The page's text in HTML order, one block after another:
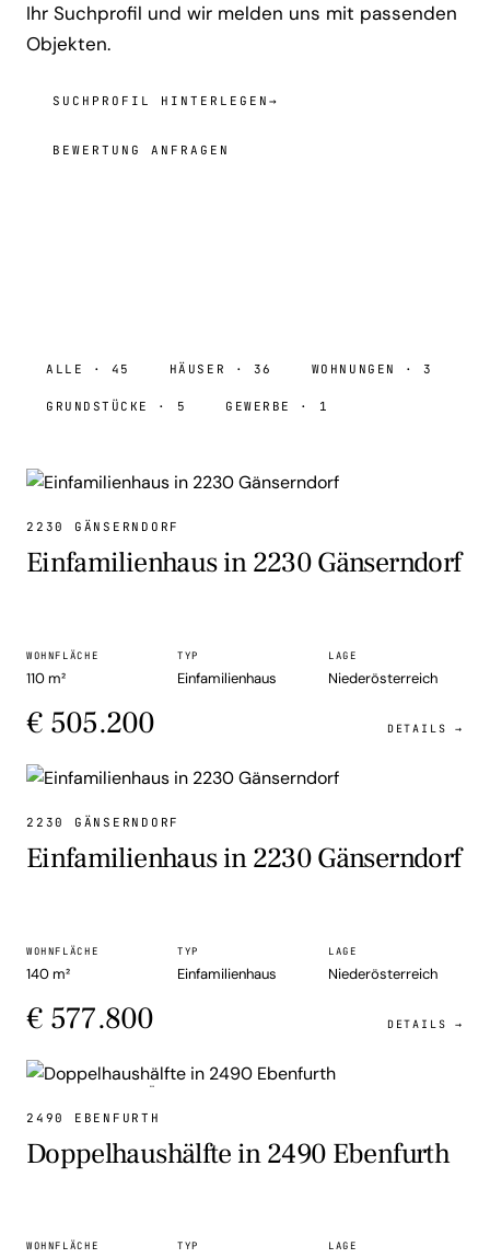
Ihr Suchprofil und wir melden uns mit passenden
Objekten.
SUCHPROFIL HINTERLEGEN →
BEWERTUNG ANFRAGEN
ALLE · 45 HÄUSER · 36 WOHNUNGEN · 3
GRUNDSTÜCKE · 5 GEWERBE · 1
2230 GÄNSERNDORF
Einfamilienhaus in 2230 Gänserndorf
WOHNFLÄCHE
110 m²
TYP
Einfamilienhaus
LAGE
Niederösterreich
€ 505.200 DETAILS →
2230 GÄNSERNDORF
Einfamilienhaus in 2230 Gänserndorf
WOHNFLÄCHE
140 m²
TYP
Einfamilienhaus
LAGE
Niederösterreich
€ 577.800 DETAILS →
DOPPELHAUSHÄLFTE
2490 EBENFURTH
Doppelhaushälfte in 2490 Ebenfurth
WOHNFLÄCHE TYP LAGE